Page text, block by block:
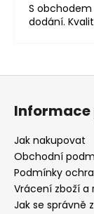
S obchodem
dodání.
Z
Informace
Jak nakupovat
Obchodní
Podmínky
Vrácení zboží a
Jak se správně